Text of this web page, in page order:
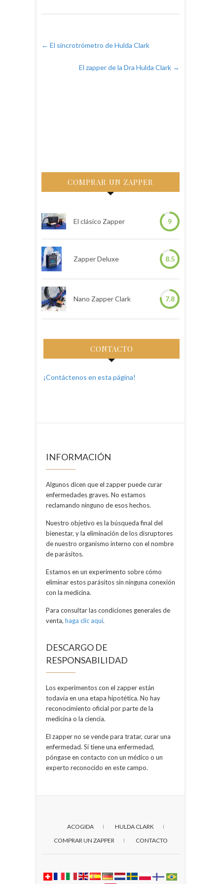
← El sincrotrómetro de Hulda Clark
El zapper de la Dra Hulda Clark →
COMPRAR UN ZAPPER
El clásico Zapper 9
Zapper Deluxe 8.5
Nano Zapper Clark 7.8
CONTACTO
¡Contáctenos en esta página!
INFORMACIÓN
Algunos dicen que el zapper puede curar
enfermedades graves. No estamos
reclamando ninguno de esos hechos.
Nuestro objetivo es la búsqueda final del
bienestar, y la eliminación de los disruptores
de nuestro organismo interno con el nombre
de parásitos.
Estamos en un experimento sobre cómo
eliminar estos parásitos sin ninguna conexión
con la medicina.
Para consultar las condiciones generales de
venta, haga clic aquí.
DESCARGO DE
RESPONSABILIDAD
Los experimentos con el zapper están
todavía en una etapa hipotética. No hay
reconocimiento oficial por parte de la
medicina o la ciencia.
El zapper no se vende para tratar, curar una
enfermedad. Si tiene una enfermedad,
póngase en contacto con un médico o un
experto reconocido en este campo.
ACOGIDA
HULDA CLARK
COMPRAR UN ZAPPER
CONTACTO